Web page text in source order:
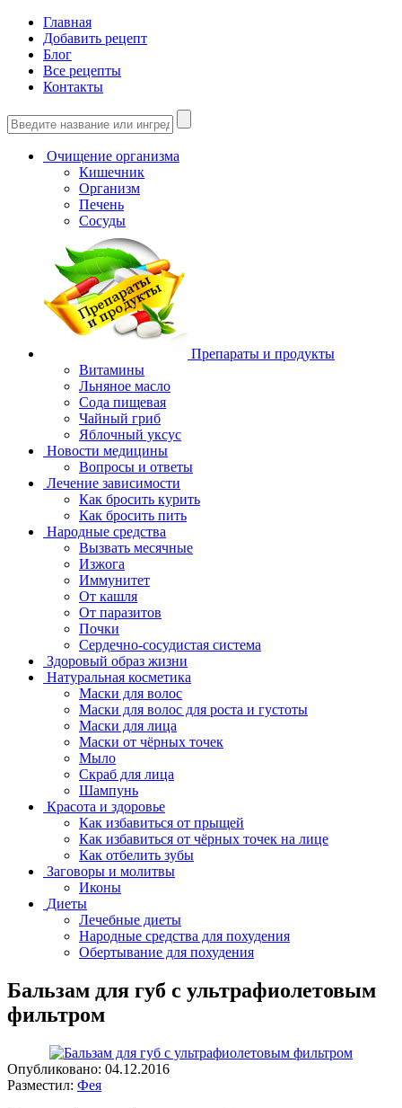
Главная
Добавить рецепт
Блог
Все рецепты
Контакты
Очищение организма
Кишечник
Организм
Печень
Сосуды
Препараты и продукты
Витамины
Льняное масло
Сода пищевая
Чайный гриб
Яблочный уксус
Новости медицины
Вопросы и ответы
Лечение зависимости
Как бросить курить
Как бросить пить
Народные средства
Вызвать месячные
Изжога
Иммунитет
От кашля
От паразитов
Почки
Сердечно-сосудистая система
Здоровый образ жизни
Натуральная косметика
Маски для волос
Маски для волос для роста и густоты
Маски для лица
Маски от чёрных точек
Мыло
Скраб для лица
Шампунь
Красота и здоровье
Как избавиться от прыщей
Как избавиться от чёрных точек на лице
Как отбелить зубы
Заговоры и молитвы
Иконы
Диеты
Лечебные диеты
Народные средства для похудения
Обертывание для похудения
Бальзам для губ с ультрафиолетовым
фильтром
Опубликовано: 04.12.2016
Разместил: Фея